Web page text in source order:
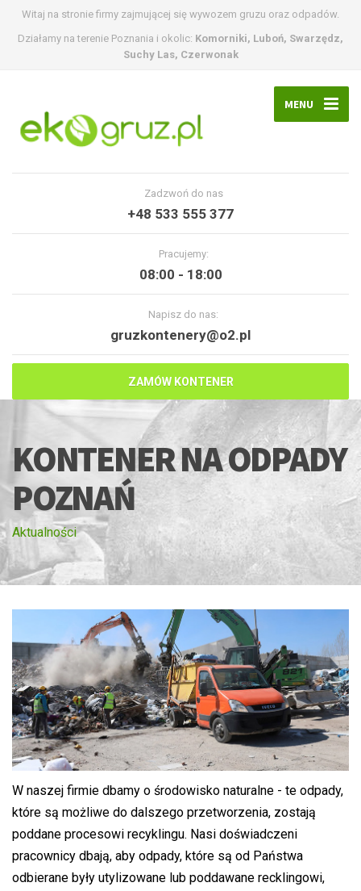
Witaj na stronie firmy zajmującej się wywozem gruzu oraz odpadów.
Działamy na terenie Poznania i okolic: Komorniki, Luboń, Swarzędz,
Suchy Las, Czerwonak
MENU
Zadzwoń do nas
+48 533 555 377
Pracujemy:
08:00 - 18:00
Napisz do nas:
gruzkontenery@o2.pl
ZAMÓW KONTENER
KONTENER NA ODPADY
POZNAŃ
Aktualności
W naszej firmie dbamy o środowisko naturalne - te odpady,
które są możliwe do dalszego przetworzenia, zostają
poddane procesowi recyklingu. Nasi doświadczeni
pracownicy dbają, aby odpady, które są od Państwa
odbierane były utylizowane lub poddawane recklingowi,